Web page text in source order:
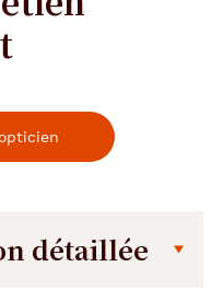
détaillée